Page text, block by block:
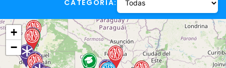
CATEGORÍA:
+
−